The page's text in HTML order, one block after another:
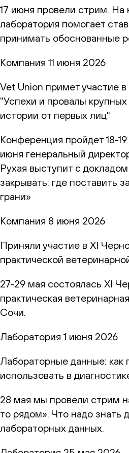
17 июня провели стрим. На
лаборатория помогает
принимать обоснованные
Компания 11 июня 2026
Vet Union примет участие
"Успехи и провалы
истории от первых лиц"
Конференция пройдет 18-
июня генеральный
Рухая выступит с
закрывать: где поставить
грани»
Компания 8 июня 2026
Приняли участие в XI
практической
27-29 мая состоялась XI
практическая
Сочи.
Лаборатория 1 июня 2026
Лабораторные данные: как
использовать в
28 мая мы провели стрим
то рядом». Что надо знать
лабораторных данных.